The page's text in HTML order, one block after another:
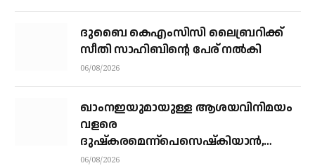
ദുബൈ കെഎംസിസി ലൈബ്രറിക്ക്
സീതി സാഹിബിന്റെ പേര് നല്‍കി
06/08/2026
ഖാംനഇയുമായുള്ള ആശയവിനിമയം
വളരെ
ദുഷ്‌കരമെന്ന്പെസെഷ്‌കിയാന്‍,
രാജിവെക്കില്ലെന്നും പ്രസിഡന്റ്
06/08/2026